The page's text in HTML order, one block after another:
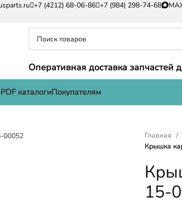
+7 (4212) 68-06-86 +7 (984) 298-74-68
Оперативная доставка запчастей
PDF каталогиПокупателям
Главная
Крышка
15-